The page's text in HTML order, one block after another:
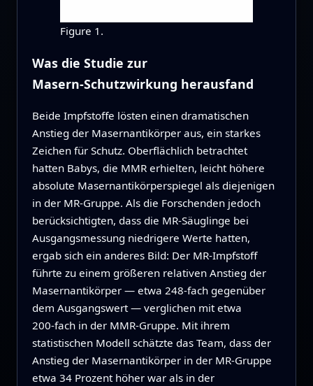
Figure 1.
Was die Studie zur
Masern‑Schutzwirkung herausfand
Beide Impfstoffe lösten einen dramatischen
Anstieg der Masernantikörper aus, ein starkes
Zeichen für Schutz. Oberflächlich betrachtet
hatten Babys, die MMR erhielten, leicht höhere
absolute Masernantikörperspiegel als diejenigen
in der MR‑Gruppe. Als die Forschenden jedoch
berücksichtigten, dass die MR‑Säuglinge bei
Ausgangsmessung niedrigere Werte hatten,
ergab sich ein anderes Bild: Der MR‑Impfstoff
führte zu einem größeren relativen Anstieg der
Masernantikörper — etwa 248‑fach gegenüber
dem Ausgangswert — verglichen mit etwa
200‑fach in der MMR‑Gruppe. Mit ihrem
statistischen Modell schätzte das Team, dass der
Anstieg der Masernantikörper in der MR‑Gruppe
etwa 34 Prozent höher war als in der